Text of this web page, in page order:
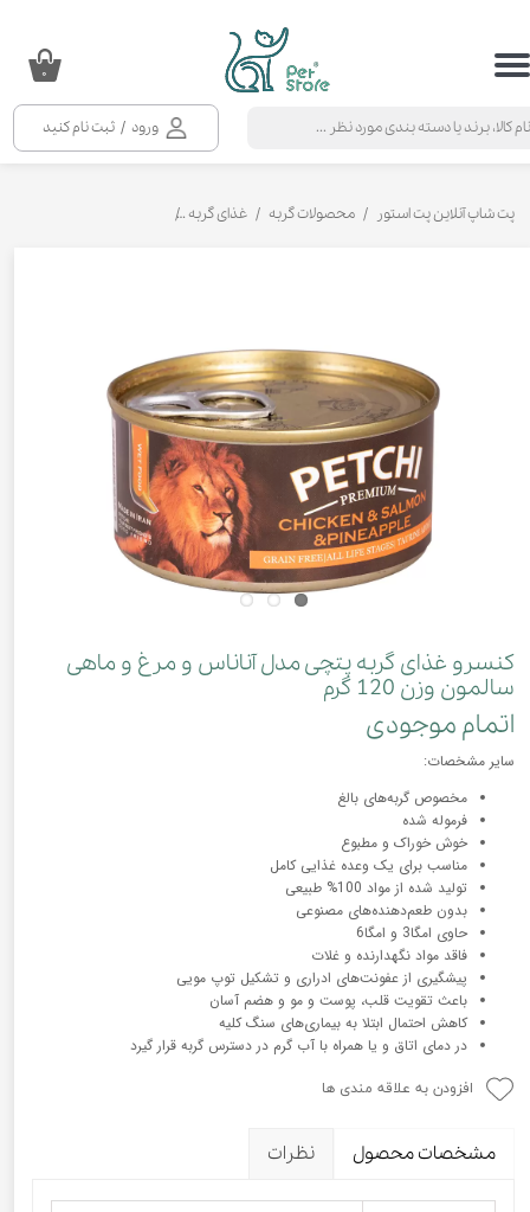
ورود / ثبت نام کنید
حساب کاربری من
خروج از حساب کاربری
۰
پت شاپ آنلاین پت استور محصولات گربه غذای گربه
کنسرو غذای گربه پتچی مدل آناناس و مرغ و ماهی
سالمون وزن 120 گرم
اتمام موجودی
سایر مشخصات:
مخصوص گربه‌های بالغ
فرموله شده
خوش خوراک و مطبوع
مناسب برای یک وعده غذایی کامل
تولید شده از مواد 100% طبیعی
بدون طعم‌دهنده‌های مصنوعی
حاوی امگا3 و امگا6
فاقد مواد نگهدارنده و غلات
پیشگیری از عفونت‌های ادراری و تشکیل توپ مویی
باعث تقویت قلب، پوست و مو و هضم آسان
کاهش احتمال ابتلا به بیماری‌های سنگ کلیه
در دمای اتاق و یا همراه با آب گرم در دسترس گربه قرار گیرد
افزودن به علاقه مندی ها
مشخصات محصول نظرات